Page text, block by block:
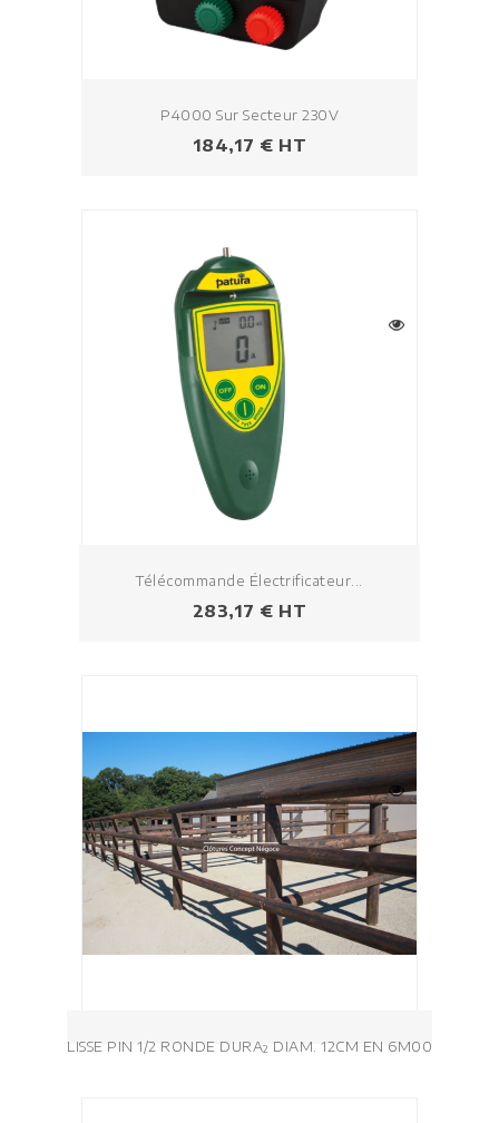
P4000 Sur Secteur 230V
Prezzo
184,17 € HT
Télécommande Électrificateur...
Prezzo
283,17 € HT
LISSE PIN 1/2 RONDE DURA² DIAM. 12CM EN 6M00